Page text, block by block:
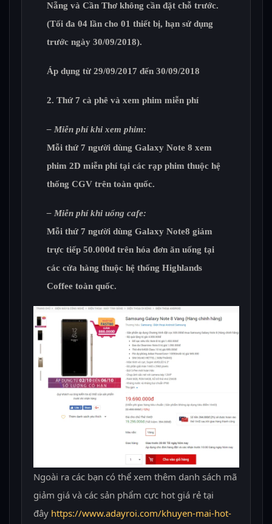
Nẵng và Cần Thơ không cần đặt chỗ trước.
(Tối đa 04 lần cho 01 thiết bị, hạn sử dụng
trước ngày 30/09/2018).
Áp dụng từ 29/09/2017 đến 30/09/2018
2. Thứ 7 cà phê và xem phim miễn phí
– Miễn phí khi xem phim:
Mỗi thứ 7 người dùng Galaxy Note 8 xem
phim 2D miễn phí tại các rạp phim thuộc hệ
thống CGV trên toàn quốc.
– Miễn phí khi uống cafe:
Mỗi thứ 7 người dùng Galaxy Note8 giảm
trực tiếp 50.000đ trên hóa đơn ăn uống tại
các cửa hàng thuộc hệ thống Highlands
Coffee toàn quốc.
Ngoài ra các bạn có thể xem thêm danh sách mã
giảm giá và các sản phẩm cực hot giá rẻ tại
đây https://www.adayroi.com/khuyen-mai-hot-